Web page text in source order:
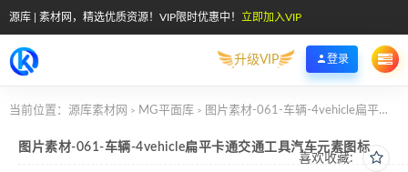
源库 | 素材网，精选优质资源！VIP限时优惠中！ 立即加入VIP
升级VIP 登录
当前位置： 源库素材网 > MG平面库 > 图片素材-061-车辆-4vehicle扁平卡通交通工具汽车元素图标
喜欢收藏:
图片素材-061-车辆-4vehicle扁平卡通交通工具汽车元素图标